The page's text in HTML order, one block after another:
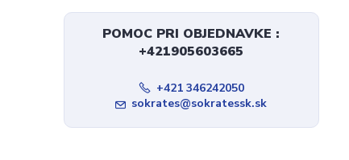
POMOC PRI OBJEDNAVKE :
+421905603665
+421 346242050
sokrates@sokratessk.sk